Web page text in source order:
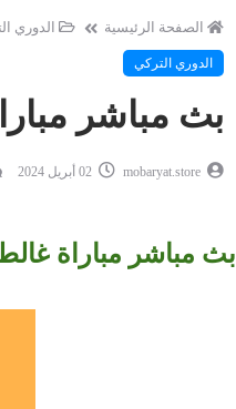
الصفحة الرئيسية الدوري
الدوري التركي
بث مباشر
mobaryat.store 02 أبريل 2024
بث مباشر مباراة